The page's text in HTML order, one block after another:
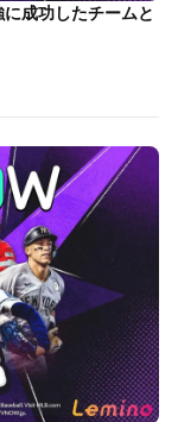
成功したチームと